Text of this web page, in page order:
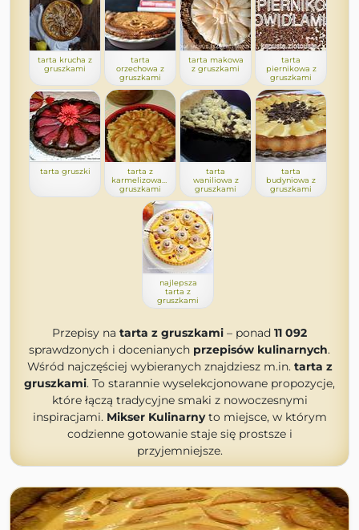
tarta krucha z
gruszkami
tarta
orzechowa z
gruszkami
tarta makowa
z gruszkami
tarta
piernikowa z
gruszkami
tarta gruszki
tarta z
karmelizowanymi
gruszkami
tarta
waniliowa z
gruszkami
tarta
budyniowa z
gruszkami
najlepsza
tarta z
gruszkami
Przepisy na tarta z gruszkami – ponad 11 092
sprawdzonych i docenianych przepisów kulinarnych.
Wśród najczęściej wybieranych znajdziesz m.in. tarta z
gruszkami. To starannie wyselekcjonowane propozycje,
które łączą tradycyjne smaki z nowoczesnymi
inspiracjami. Mikser Kulinarnyto miejsce, w którym
codzienne gotowanie staje się prostsze i
przyjemniejsze.